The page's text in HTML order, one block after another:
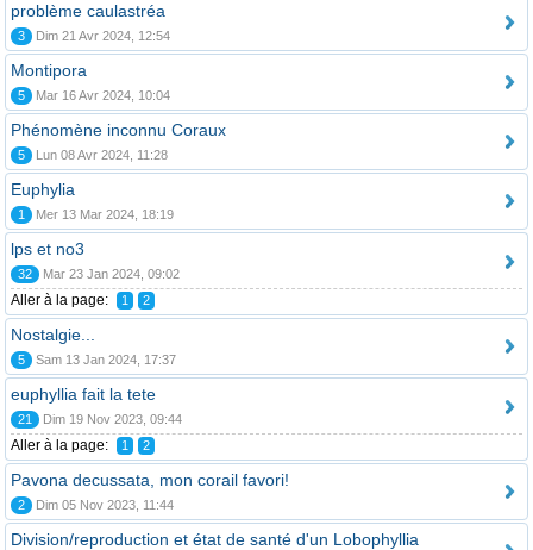
problème caulastréa
3 Dim 21 Avr 2024, 12:54
Montipora
5 Mar 16 Avr 2024, 10:04
Phénomène inconnu Coraux
5 Lun 08 Avr 2024, 11:28
Euphylia
1 Mer 13 Mar 2024, 18:19
lps et no3
32 Mar 23 Jan 2024, 09:02
Aller à la page: 1 2
Nostalgie...
5 Sam 13 Jan 2024, 17:37
euphyllia fait la tete
21 Dim 19 Nov 2023, 09:44
Aller à la page: 1 2
Pavona decussata, mon corail favori!
2 Dim 05 Nov 2023, 11:44
Division/reproduction et état de santé d'un Lobophyllia